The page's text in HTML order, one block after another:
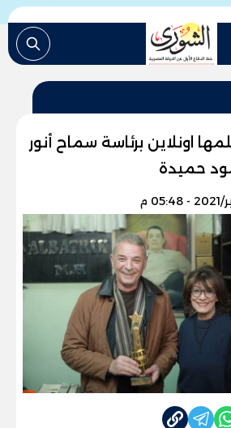
اونلاين برئاسة سماح أنور
حميدة